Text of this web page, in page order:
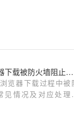
Chrome浏览器下载被防火墙阻止的处理措施
览器下载过程中被
见情况及对应处理